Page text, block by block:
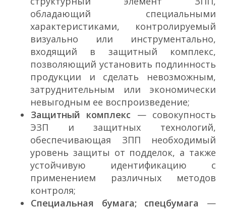
обладающий специальными
характеристиками, контролируемый
визуально или инструментально,
входящий в защитный комплекс,
позволяющий установить подлинность
продукции и сделать невозможным,
затруднительным или экономически
невыгодным ее воспроизведение;
Защитный комплекс — совокупность
ЭЗП и защитных технологий,
обеспечивающая ЗПП необходимый
уровень защиты от подделок, а также
устойчивую идентификацию с
применением различных методов
контроля;
Специальная бумага; спецбумага —